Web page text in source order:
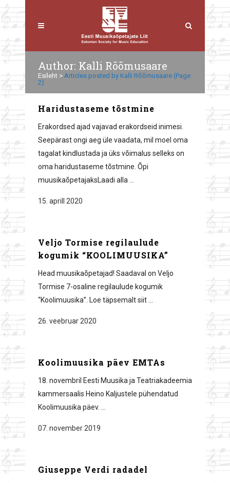
Author: Kalli Rõõmusaare
Esileht > Articles posted by Kalli Rõõmusaare (Page
2)
Haridustaseme tõstmine
Erakordsed ajad vajavad erakordseid inimesi.
Seepärast ongi aeg üle vaadata, mil moel oma
tagalat kindlustada ja üks võimalus selleks on
oma haridustaseme tõstmine. Õpi
muusikaõpetajaksLaadi alla ...
15. aprill 2020
Veljo Tormise regilaulude
kogumik “KOOLIMUUSIKA”
Head muusikaõpetajad! Saadaval on Veljo
Tormise 7-osaline regilaulude kogumik
“Koolimuusika”. Loe täpsemalt siit ...
26. veebruar 2020
Koolimuusika päev EMTAs
18. novembril Eesti Muusika ja Teatriakadeemia
kammersaalis Heino Kaljustele pühendatud
Koolimuusika päev. ...
07. november 2019
Giuseppe Verdi radadel